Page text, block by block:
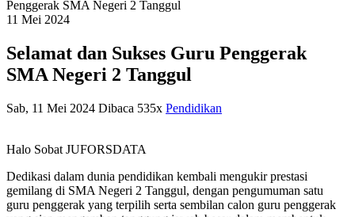
Penggerak SMA Negeri 2 Tanggul
11 Mei 2024
Selamat dan Sukses Guru Penggerak
SMA Negeri 2 Tanggul
Sab, 11 Mei 2024 Dibaca 535x Pendidikan
Halo Sobat JUFORSDATA
Dedikasi dalam dunia pendidikan kembali mengukir prestasi
gemilang di SMA Negeri 2 Tanggul, dengan pengumuman satu
guru penggerak yang terpilih serta sembilan calon guru penggerak